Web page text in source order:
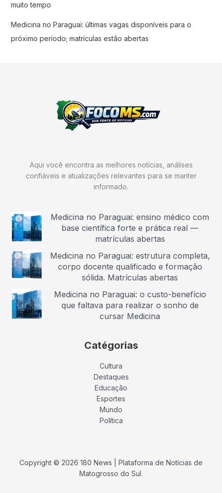
muito tempo
Medicina no Paraguai: últimas vagas disponíveis para o
próximo período; matrículas estão abertas
Aqui você encontra as melhores notícias, análises
confiáveis e atualizações relevantes para se manter
informado.
Medicina no Paraguai: ensino médico com
base científica forte e prática real —
matrículas abertas
Medicina no Paraguai: estrutura completa,
corpo docente qualificado e formação
sólida. Matrículas abertas
Medicina no Paraguai: o custo-benefício
que faltava para realizar o sonho de
cursar Medicina
Catégorias
Cultura
Destaques
Educação
Esportes
Mundo
Política
Copyright © 2026 180 News | Plataforma de Notícias de
Matogrosso do Sul.